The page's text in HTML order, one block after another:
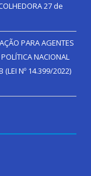
27 de
PARA AGENTES
NACIONAL
(LEI Nº 14.399/2022)